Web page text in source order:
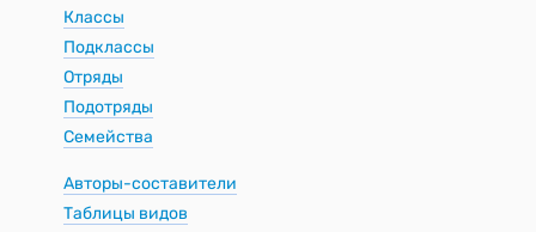
Классы
Подклассы
Отряды
Подотряды
Семейства
Авторы-составители
Таблицы видов